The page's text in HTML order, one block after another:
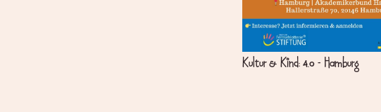
Kultur & Kind: 4.0 – Hamburg